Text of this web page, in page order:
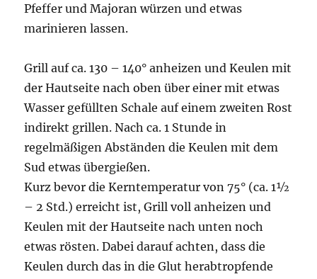
Pfeffer und Majoran würzen und etwas
marinieren lassen.
Grill auf ca. 130 – 140° anheizen und Keulen mit
der Hautseite nach oben über einer mit etwas
Wasser gefüllten Schale auf einem zweiten Rost
indirekt grillen. Nach ca. 1 Stunde in
regelmäßigen Abständen die Keulen mit dem
Sud etwas übergießen.
Kurz bevor die Kerntemperatur von 75° (ca. 1½
– 2 Std.) erreicht ist, Grill voll anheizen und
Keulen mit der Hautseite nach unten noch
etwas rösten. Dabei darauf achten, dass die
Keulen durch das in die Glut herabtropfende